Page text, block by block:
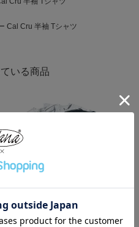
Cal Cru 半袖 Tシャツ
いる商品
キャンバー CAMBER 302 マック